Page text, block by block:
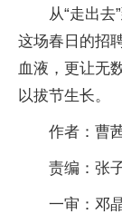
从“走出去
这场春日的招
血液，更让无
以拔节生长。
作者：曹
责编：张
一审：邓